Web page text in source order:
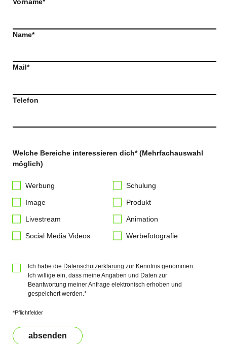
Name*
Mail*
Telefon
Welche Bereiche interessieren dich* (Mehrfachauswahl
möglich)
Werbung Schulung
Image Produkt
Livestream Animation
Social Media Videos Werbefotografie
Ich habe die Datenschutzerklärung zur Kenntnis genommen.
Ich willige ein, dass meine Angaben und Daten zur
Beantwortung meiner Anfrage elektronisch erhoben und
gespeichert werden.*
*Pflichtfelder
absenden